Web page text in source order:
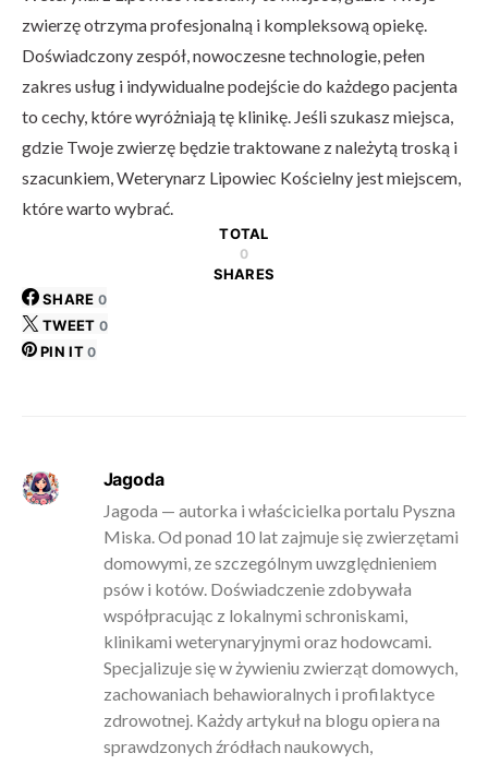
zwierzę otrzyma profesjonalną i kompleksową opiekę.
Doświadczony zespół, nowoczesne technologie, pełen
zakres usług i indywidualne podejście do każdego pacjenta
to cechy, które wyróżniają tę klinikę. Jeśli szukasz miejsca,
gdzie Twoje zwierzę będzie traktowane z należytą troską i
szacunkiem, Weterynarz Lipowiec Kościelny jest miejscem,
które warto wybrać.
TOTAL
0
SHARES
SHARE 0
TWEET 0
PIN IT 0
Jagoda
Jagoda — autorka i właścicielka portalu Pyszna
Miska. Od ponad 10 lat zajmuje się zwierzętami
domowymi, ze szczególnym uwzględnieniem
psów i kotów. Doświadczenie zdobywała
współpracując z lokalnymi schroniskami,
klinikami weterynaryjnymi oraz hodowcami.
Specjalizuje się w żywieniu zwierząt domowych,
zachowaniach behawioralnych i profilaktyce
zdrowotnej. Każdy artykuł na blogu opiera na
sprawdzonych źródłach naukowych,